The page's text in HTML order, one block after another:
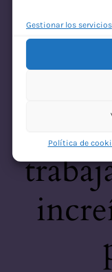
Gestionar los servicios
Política de